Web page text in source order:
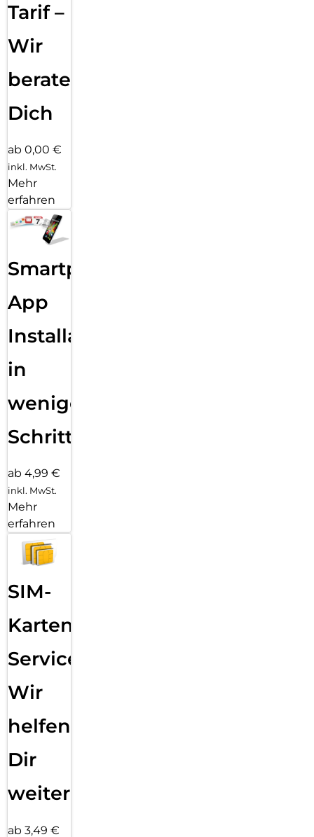
Tarif –
Wir
beraten
Dich
ab 0,00 €
inkl. MwSt.
Mehr
erfahren
Smartphone
App
Installation
in
wenigen
Schritten
ab 4,99 €
inkl. MwSt.
Mehr
erfahren
SIM-
Karten
Service:
Wir
helfen
Dir
weiter
ab 3,49 €